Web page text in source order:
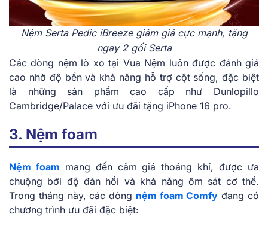
Nệm Serta Pedic iBreeze giảm giá cực mạnh, tặng
ngay 2 gối Serta
Các dòng nệm lò xo tại Vua Nệm luôn được đánh giá
cao nhờ độ bền và khả năng hỗ trợ cột sống, đặc biệt
là những sản phẩm cao cấp như Dunlopillo
Cambridge/Palace với ưu đãi tặng iPhone 16 pro.
3. Nệm foam
Nệm foam mang đến cảm giá thoáng khí, được ưa
chuộng bởi độ đàn hồi và khả năng ôm sát cơ thể.
Trong tháng này, các dòng nệm foam Comfy đang có
chương trình ưu đãi đặc biệt: